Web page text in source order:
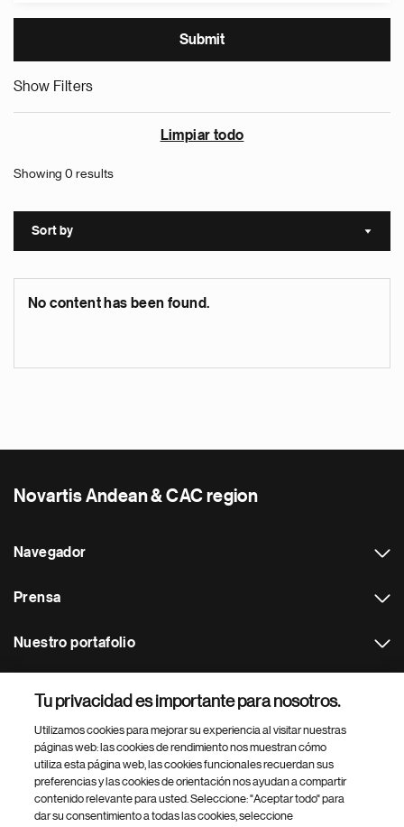
Show Filters
Limpiar todo
Showing 0 results
Sort by Sort
No content has been found.
Novartis Andean & CAC region
Navegador
Prensa
Nuestro portafolio
Footer Site Search
Tu privacidad es importante para nosotros.
Utilizamos cookies para mejorar su experiencia al visitar nuestras
páginas web: las cookies de rendimiento nos muestran cómo
utiliza esta página web, las cookies funcionales recuerdan sus
preferencias y las cookies de orientación nos ayudan a compartir
contenido relevante para usted. Seleccione: "Aceptar todo" para
dar su consentimiento a todas las cookies, seleccione